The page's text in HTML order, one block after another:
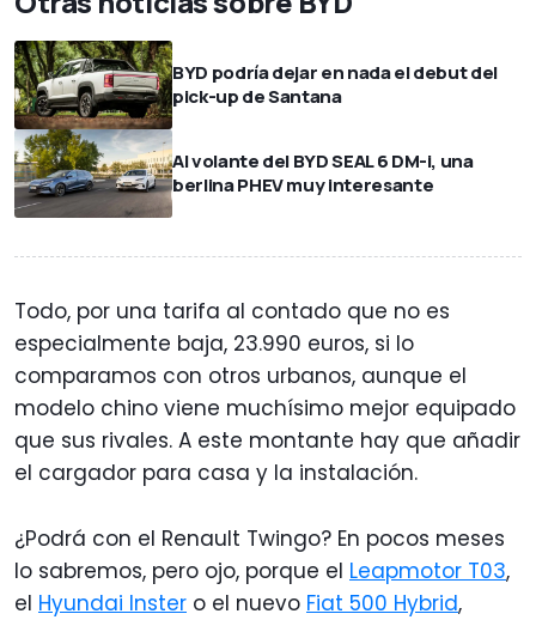
BYD podría dejar en nada el debut del
pick-up de Santana
Al volante del BYD SEAL 6 DM-i, una
berlina PHEV muy interesante
Todo, por una tarifa al contado que no es
especialmente baja, 23.990 euros, si lo
comparamos con otros urbanos, aunque el
modelo chino viene muchísimo mejor equipado
que sus rivales. A este montante hay que añadir
el cargador para casa y la instalación.
¿Podrá con el Renault Twingo? En pocos meses
lo sabremos, pero ojo, porque el Leapmotor T03,
el Hyundai Inster o el nuevo Fiat 500 Hybrid,